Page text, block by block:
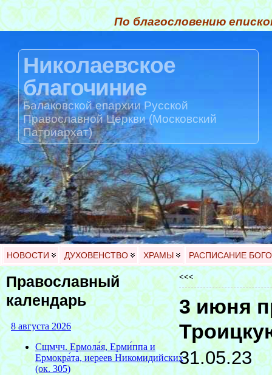
По благословению
Николаевское
благочиние
Балаковской епархии Русской
Православной Церкви (Московский
Патриархат)
НОВОСТИ ДУХОВЕНСТВО ХРАМЫ РАСПИСАНИЕ
Православный
календарь
<<<
3 июня
31.05.23